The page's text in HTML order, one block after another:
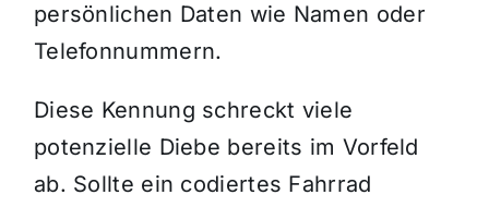
persönlichen Daten wie Namen oder
Telefonnummern.
Diese Kennung schreckt viele
potenzielle Diebe bereits im Vorfeld
ab. Sollte ein codiertes Fahrrad